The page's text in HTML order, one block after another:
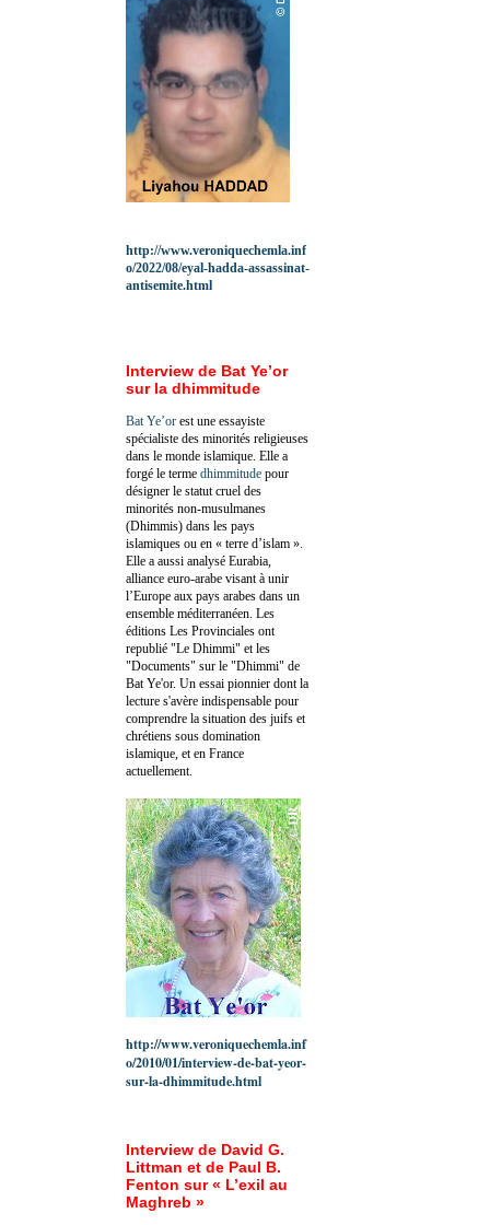
http://www.veroniquechemla.inf
o/2022/08/eyal-hadda-assassinat-
antisemite.html
Interview de Bat Ye’or
sur la dhimmitude
Bat Ye’or est une essayiste
spécialiste des minorités religieuses
dans le monde islamique. Elle a
forgé le terme dhimmitude pour
désigner le statut cruel des
minorités non-musulmanes
(Dhimmis) dans les pays
islamiques ou en « terre d’islam ».
Elle a aussi analysé Eurabia,
alliance euro-arabe visant à unir
l’Europe aux pays arabes dans un
ensemble méditerranéen. Les
éditions Les Provinciales ont
republié "Le Dhimmi" et les
"Documents" sur le "Dhimmi" de
Bat Ye'or. Un essai pionnier dont la
lecture s'avère indispensable pour
comprendre la situation des juifs et
chrétiens sous domination
islamique, et en France
actuellement.
http://www.veroniquechemla.inf
o/2010/01/interview-de-bat-yeor-
sur-la-dhimmitude.html
Interview de David G.
Littman et de Paul B.
Fenton sur « L’exil au
Maghreb »